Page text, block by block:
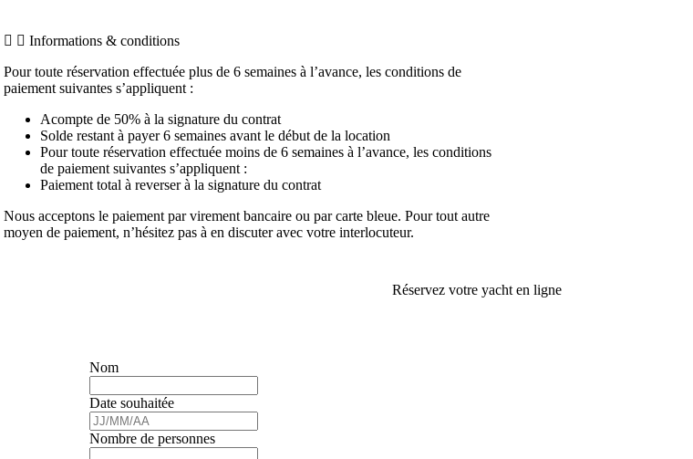
Informations & conditions
Pour toute réservation effectuée plus de 6 semaines à l’avance, les conditions de
paiement suivantes s’appliquent :
Acompte de 50% à la signature du contrat
Solde restant à payer 6 semaines avant le début de la location
Pour toute réservation effectuée moins de 6 semaines à l’avance, les conditions
de paiement suivantes s’appliquent :
Paiement total à reverser à la signature du contrat
Nous acceptons le paiement par virement bancaire ou par carte bleue. Pour tout autre
moyen de paiement, n’hésitez pas à en discuter avec votre interlocuteur.
Réservez votre yacht en ligne
Nom
Date souhaitée
Nombre de personnes